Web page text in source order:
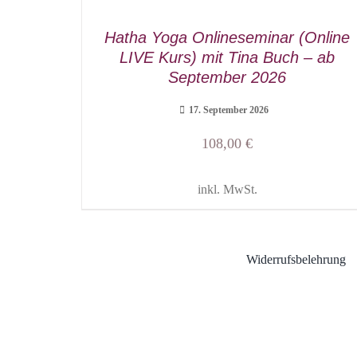
Hatha Yoga Onlineseminar (Online
LIVE Kurs) mit Tina Buch – ab
September 2026
17. September 2026
108,00€
inkl. MwSt.
Widerrufsbelehrung